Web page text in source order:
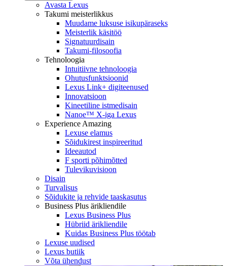
Avasta Lexus
Takumi meisterlikkus
Muudame luksuse isikupäraseks
Meisterlik käsitöö
Signatuurdisain
Takumi-filosoofia
Tehnoloogia
Intuitiivne tehnoloogia
Ohutusfunktsioonid
Lexus Link+ digiteenused
Innovatsioon
Kineetiline istmedisain
Nanoe™ X-iga Lexus
Experience Amazing
Lexuse elamus
Sõidukirest inspireeritud
Ideeautod
F sporti põhimõtted
Tulevikuvisioon
Disain
Turvalisus
Sõidukite ja rehvide taaskasutus
Business Plus ärikliendile
Lexus Business Plus
Hübriid ärikliendile
Kuidas Business Plus töötab
Lexuse uudised
Lexus butiik
Võta ühendust